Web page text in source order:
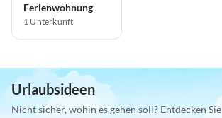
Ferienwohnung
1 Unterkunft
Urlaubsideen
Nicht sicher, wohin es gehen soll? Entdecken Sie